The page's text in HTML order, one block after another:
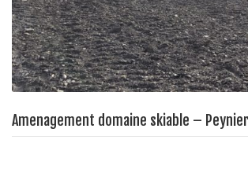
Amenagement domaine skiable –